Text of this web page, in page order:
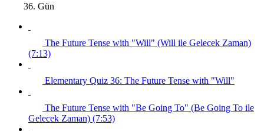
36. Gün
The Future Tense with "Will" (Will ile Gelecek Zaman)
(7:13)
Elementary Quiz 36: The Future Tense with "Will"
The Future Tense with "Be Going To" (Be Going To ile
Gelecek Zaman) (7:53)